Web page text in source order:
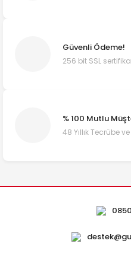
Güvenli Ödeme!
256 bit SSL
% 100 Mutlu
48 Yıllık Tecrübe